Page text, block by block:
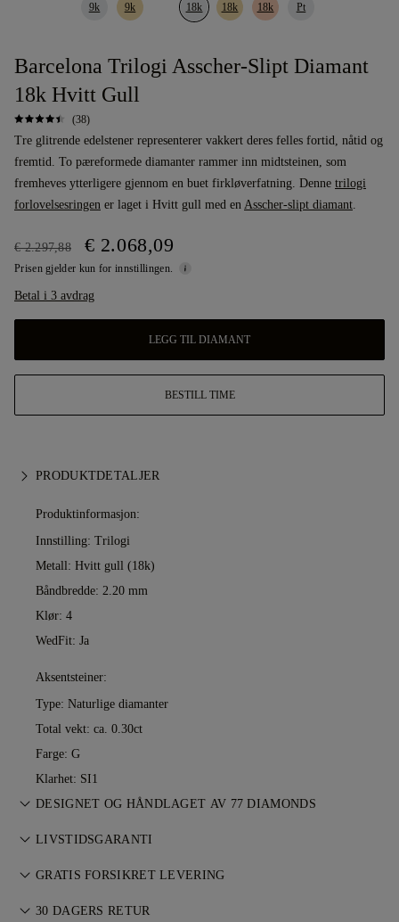
9k 9k 18k 18k 18k Pt
Barcelona Trilogi Asscher-Slipt Diamant
18k Hvitt Gull
(38)
Tre glitrende edelstener representerer vakkert deres felles fortid, nåtid og
fremtid. To pæreformede diamanter rammer inn midtsteinen, som
fremheves ytterligere gjennom en buet firkløverfatning. Denne trilogi
forlovelsesringen er laget i Hvitt gull med en Asscher-slipt diamant.
€ 2.297,88 € 2.068,09
Prisen gjelder kun for innstillingen.
Betal i 3 avdrag
LEGG TIL DIAMANT
BESTILL TIME
PRODUKTDETALJER
Produktinformasjon:
Innstilling: Trilogi
Metall: Hvitt gull (18k)
Båndbredde: 2.20 mm
Klør: 4
WedFit: Ja
Aksentsteiner:
Type: Naturlige diamanter
Total vekt: ca. 0.30ct
Farge: G
Klarhet: SI1
DESIGNET OG HÅNDLAGET AV 77 DIAMONDS
Smykkekunst perfeksjonert av 77 Diamonds — ett smykke om
LIVSTIDSGARANTI
Alle kjøp hos 77 Diamonds inkluderer livstidsgaranti mot
kostnadsfritt. Sevilkår
GRATIS FORSIKRET LEVERING
All porto er gratis, uansett hvor du bor. Vi sender varen din
30 DAGERS RETUR